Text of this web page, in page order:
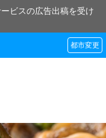
ビスの広告出稿を受け
都市変更